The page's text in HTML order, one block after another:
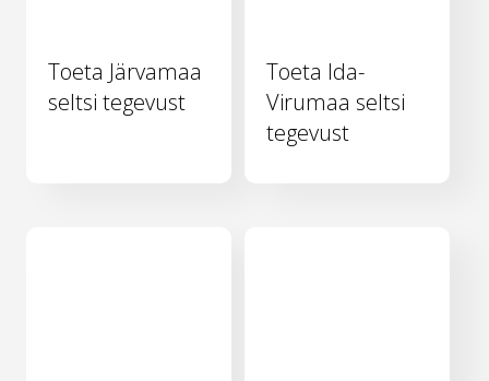
Toeta Järvamaa
seltsi tegevust
Toeta Ida-
Virumaa seltsi
tegevust